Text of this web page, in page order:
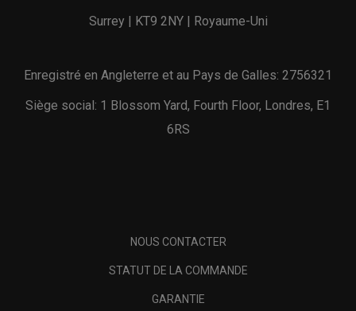
Surrey | KT9 2NY | Royaume-Uni
Enregistré en Angleterre et au Pays de Galles: 2756321
Siège social: 1 Blossom Yard, Fourth Floor, Londres, E1
6RS
NOUS CONTACTER
STATUT DE LA COMMANDE
GARANTIE